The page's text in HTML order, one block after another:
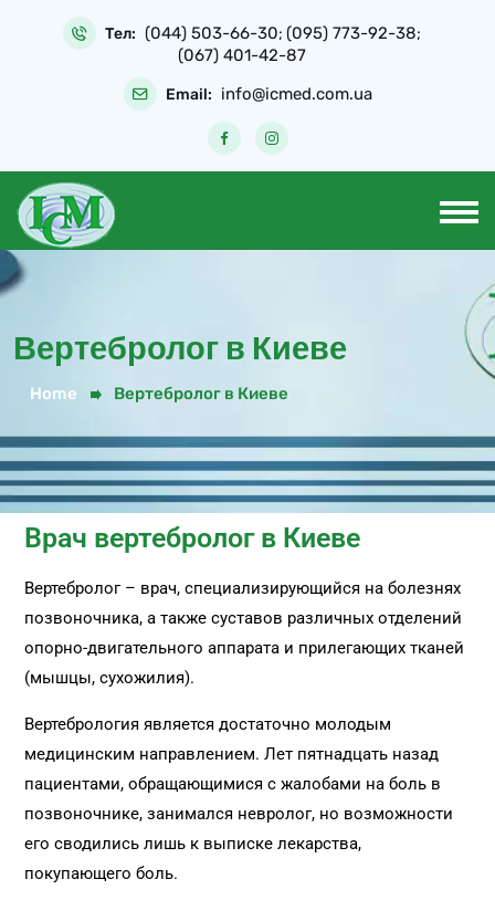
Тел: (044) 503-66-30; (095) 773-92-38;
(067) 401-42-87
Email: info@icmed.com.ua
Вертебролог в Киеве
Home Вертебролог в Киеве
Врач вертебролог в Киеве
Вертебролог – врач, специализирующийся на болезнях
позвоночника, а также суставов различных отделений
опорно-двигательного аппарата и прилегающих тканей
(мышцы, сухожилия).
Вертебрология является достаточно молодым
медицинским направлением. Лет пятнадцать назад
пациентами, обращающимися с жалобами на боль в
позвоночнике, занимался невролог, но возможности
его сводились лишь к выписке лекарства,
покупающего боль.